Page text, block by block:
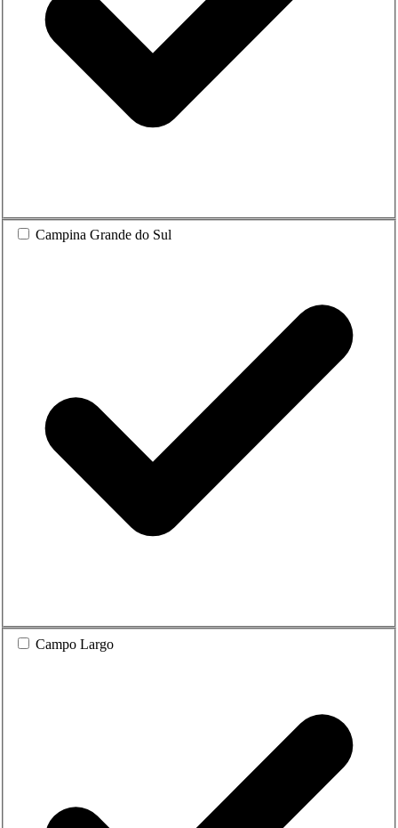
Campina Grande do Sul
Campo Largo